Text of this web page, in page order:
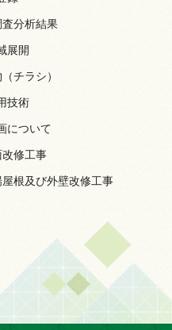
分析結果
展開
チラシ）
技術
について
修工事
根及び外壁改修工事